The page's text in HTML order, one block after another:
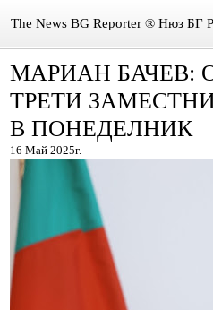
The News BG Reporter ® Нюз БГ
НОВИНИ
ЗА НАС
КОНТАКТИ
DONATION
МАРИАН БАЧЕВ:
ТРЕТИ
В ПОНЕДЕЛНИК
16 Май 2025г.